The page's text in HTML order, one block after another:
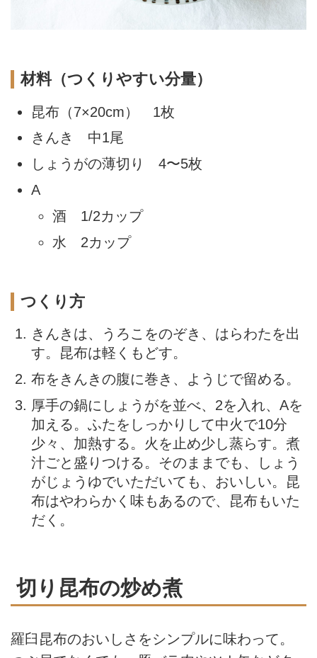
材料（つくりやすい分量）
昆布（7×20cm） 1枚
きんき 中1尾
しょうがの薄切り 4〜5枚
A
酒 1/2カップ
水 2カップ
つくり方
きんきは、うろこをのぞき、はらわたを出
す。昆布は軽くもどす。
布をきんきの腹に巻き、ようじで留める。
厚手の鍋にしょうがを並べ、2を入れ、Aを
加える。ふたをしっかりして中火で10分
少々、加熱する。火を止め少し蒸らす。煮
汁ごと盛りつける。そのままでも、しょう
がじょうゆでいただいても、おいしい。昆
布はやわらかく味もあるので、昆布もいた
だく。
切り昆布の炒め煮
羅臼昆布のおいしさをシンプルに味わって。